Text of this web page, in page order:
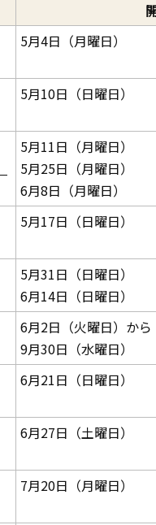
5月4日（月曜日）
5月10日（日曜日）
5月11日（月曜日）
5月25日（月曜日）
6月8日（月曜日）
5月17日（日曜日）
5月31日（日曜日）
6月14日（日曜日）
6月2日（火曜日）から
9月30日（水曜日）
6月21日（日曜日）
6月27日（土曜日）
7月20日（月曜日）